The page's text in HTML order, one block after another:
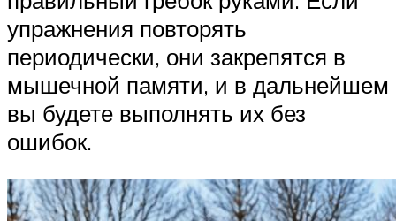
упражнения повторять
периодически, они закрепятся в
мышечной памяти, и в дальнейшем
вы будете выполнять их без
ошибок.